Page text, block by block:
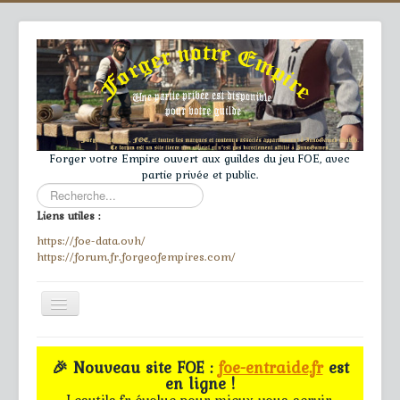
Forger votre Empire ouvert aux guildes du jeu FOE, avec
partie privée et public.
Rechercher
Liens utiles :
https://foe-data.ovh/
https://forum.fr.forgeofempires.com/
Toggle
Navigation
≡
Accueil
🎉 Nouveau site FOE :foe-entraide.frest
en ligne !